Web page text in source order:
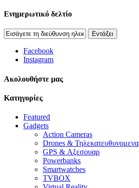
Ενημερωτικό δελτίο
Εντάξει
Facebook
Instagram
Aκολουθήστε μας
Κατηγορίες
Featured
Gadgets
Action Cameras
Drones & Τηλεκατευθυνομενα
GPS & Αξεσουαρ
Powerbanks
Smartwatches
TVBOX